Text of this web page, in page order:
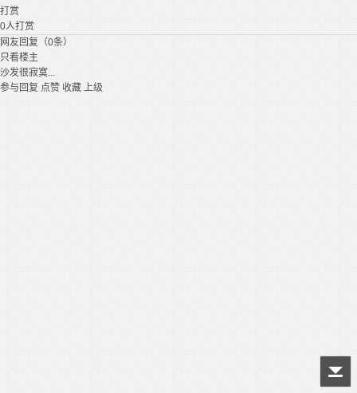
打赏
0人打赏
网友回复（0条）
只看楼主
沙发很寂寞...
参与回复 点赞 收藏 上级